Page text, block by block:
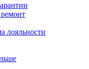
ремонт
лояльности